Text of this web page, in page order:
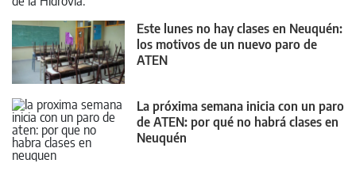
Este lunes no hay clases en Neuquén:
los motivos de un nuevo paro de
ATEN
La próxima semana inicia con un paro
de ATEN: por qué no habrá clases en
Neuquén